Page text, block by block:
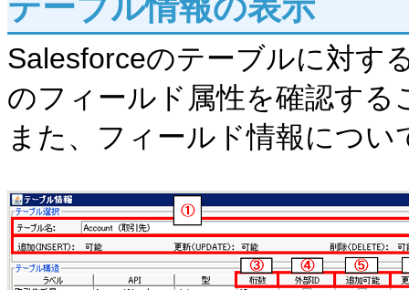
テーブル情報の表示
Salesforceのテーブルに対す
のフィールド属性を確認する
また、フィールド情報につ